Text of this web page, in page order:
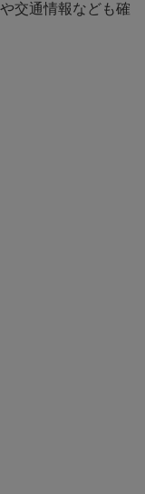
交通情報なども確